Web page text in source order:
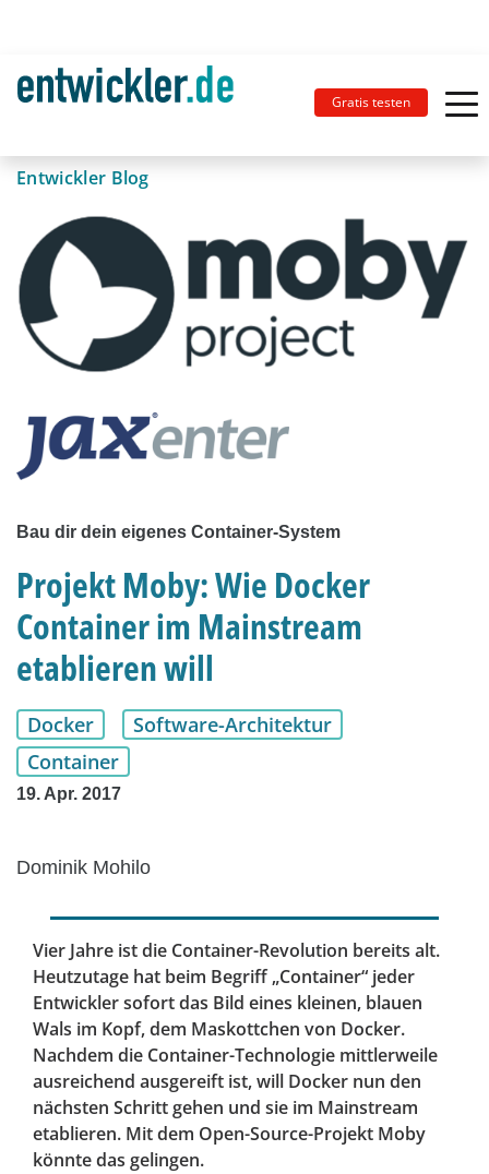
Gratis testen
Entwickler Blog
Bau dir dein eigenes Container-System
Projekt Moby: Wie Docker
Container im Mainstream
etablieren will
Docker
Software-Architektur
Container
19. Apr. 2017
Dominik Mohilo
Vier Jahre ist die Container-Revolution bereits alt.
Heutzutage hat beim Begriff „Container“ jeder
Entwickler sofort das Bild eines kleinen, blauen
Wals im Kopf, dem Maskottchen von Docker.
Nachdem die Container-Technologie mittlerweile
ausreichend ausgereift ist, will Docker nun den
nächsten Schritt gehen und sie im Mainstream
etablieren. Mit dem Open-Source-Projekt Moby
könnte das gelingen.